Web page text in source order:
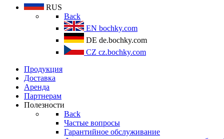
RUS
Back
EN bochky.com
DE de.bochky.com
CZ cz.bochky.com
Продукция
Доставка
Аренда
Партнерам
Полезности
Back
Частые вопросы
Гарантийное обслуживание